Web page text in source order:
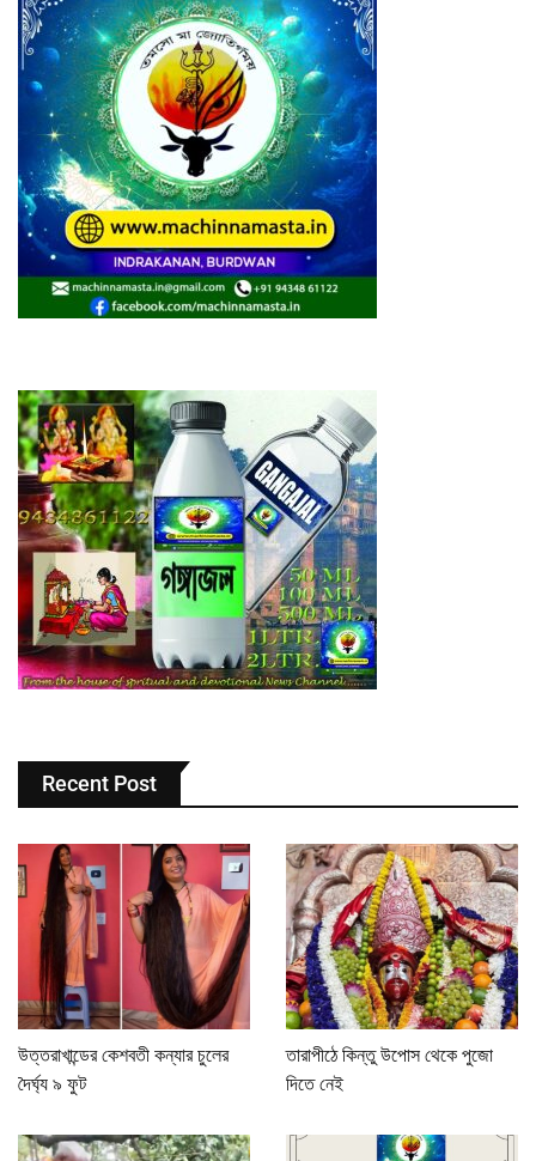
Recent Post
উত্তরাখান্ডের কেশবতী কন্যার চুলের
দৈর্ঘ্য ৯ ফুট
তারাপীঠে কিন্তু উপোস থেকে পুজো
দিতে নেই